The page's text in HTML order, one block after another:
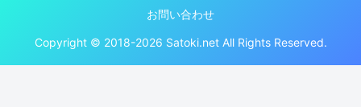
お問い合わせ
Copyright © 2018-2026 Satoki.net All Rights Reserved.